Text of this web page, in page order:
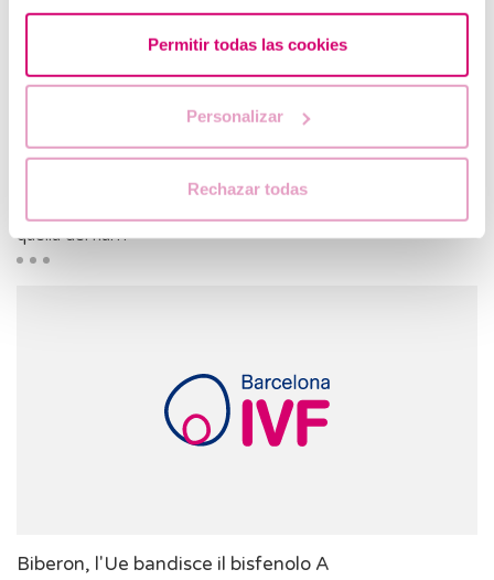
Permitir todas las cookies
Personalizar
Rechazar todas
Nuovi studi: fumo nemico della fertilità
Gli aspiranti papà farebbero bene a spegnere le sigarette.
Come pure le donne in gravidanza. Due nuovi studi spiegano
quella del na…
Biberon, l'Ue bandisce il bisfenolo A